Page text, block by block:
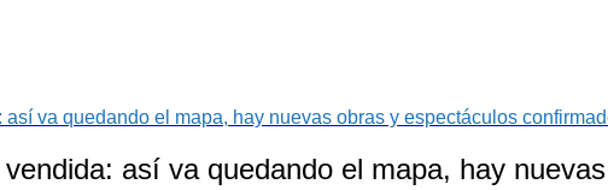
va quedando el mapa, hay nuevas obras y espectáculos
así va quedando el mapa, hay